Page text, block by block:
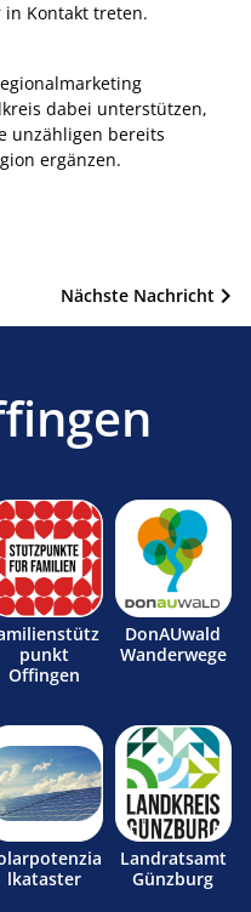
Kontakt treten.
dabei unterstützen,
unzähligen bereits
ergänzen.
Nächste Nachricht
punkt
Offingen
DonAUwald
Wanderwege
lkataster
Landratsamt
Günzburg